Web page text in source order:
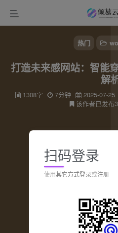
热门
打造未来感网站：智能
解
1308字 7分钟 2025-07-25
该作者已发布
扫码登录
使用其它方式登录或注册